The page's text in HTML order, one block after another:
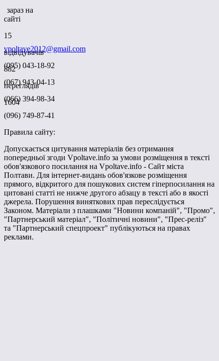
зараз на
сайті
15
відвідувачів
882
переглядів
1604
vpoltave2012@gmail.com
(095) 043-18-92
(067) 943-04-13
(066) 394-98-34
(096) 749-87-41
Правила сайту:
Допускається цитування матеріалів без отримання
попередньої згоди Vpoltave.info за умови розміщення в тексті
обов'язкового посилання на Vpoltave.info - Сайт міста
Полтави. Для інтернет-видань обов'язкове розміщення
прямого, відкритого для пошукових систем гіперпосилання на
цитовані статті не нижче другого абзацу в тексті або в якості
джерела. Порушення виняткових прав переслідується
Законом. Матеріали з плашками "Новини компаній", "Промо",
"Партнерський матеріал", "Політичні новини", "Прес-реліз"
та "Партнерський спецпроект" публікуються на правах
реклами.